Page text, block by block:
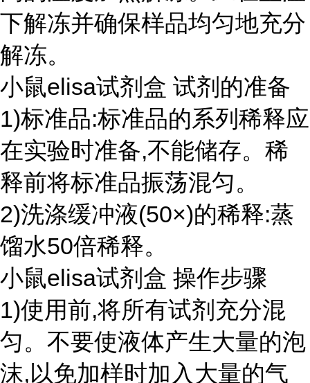
下解冻并确保样品均匀地充分
解冻。
小鼠elisa试剂盒 试剂的准备
1)标准品:标准品的系列稀释应
在实验时准备,不能储存。稀
释前将标准品振荡混匀。
2)洗涤缓冲液(50×)的稀释:蒸
馏水50倍稀释。
小鼠elisa试剂盒 操作步骤
1)使用前,将所有试剂充分混
匀。不要使液体产生大量的泡
沫,以免加样时加入大量的气